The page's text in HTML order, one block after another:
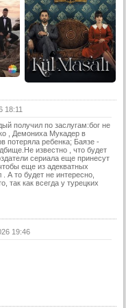
18:11
получил по заслугам:бог не
, Демониха Мукадер в
потеряла ребенка; Баязе -
известно , что будет
сериала еще принесут
еще из адекватных
А то будет не интересно,
так как всегда у турецких
19:46